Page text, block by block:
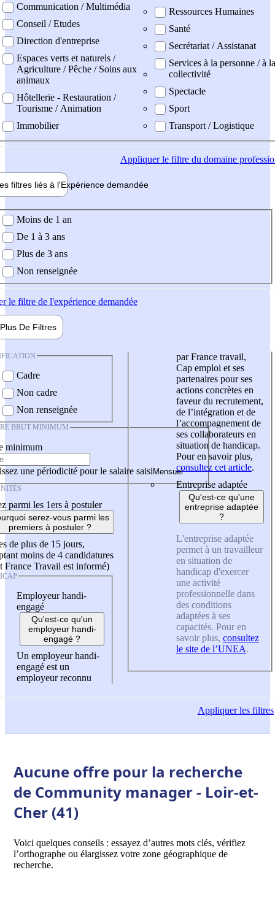
Communication / Multimédia
Conseil / Etudes
Direction d'entreprise
Espaces verts et naturels /
Agriculture / Pêche / Soins aux
animaux
Hôtellerie - Restauration /
Tourisme / Animation
Immobilier
Ressources Humaines
Santé
Secrétariat / Assistanat
Services à la personne / à la
collectivité
Spectacle
Sport
Transport / Logistique
Appliquerle filtre du domaine
filtres liés à l'Expérience demandée
demandée
Moins de 1 an
De 1 à 3 ans
Plus de 3 ans
Non renseignée
le filtre de l'expérience demandée
Plus De Filtres
Cadre
Non cadre
Non renseignée
BRUT MINIMUM
minimum
une périodicité pour le salaire saisi
parmi les 1ers à postuler
serez-vous parmi les
premiers à postuler ?
de plus de 15 jours,
moins de 4 candidatures
France Travail est informé)
Employeur handi-
engagé
Qu'est-ce qu'un
employeur handi-
engagé ?
Un employeur handi-
engagé est un
employeur reconnu
par France travail,
Cap emploi et ses
partenaires pour ses
actions concrètes en
faveur du recrutement,
de l’intégration et de
l’accompagnement de
ses collaborateurs en
situation de handicap.
Pour en savoir plus,
consultez cet article.
Entreprise adaptée
Qu'est-ce qu'une
entreprise adaptée
?
L'entreprise adaptée
permet à un travailleur
en situation de
handicap d'exercer
une activité
professionnelle dans
des conditions
adaptées à ses
capacités. Pour en
savoir plus, consultez
le site de l’UNEA.
Appliquerles filtres
Aucune offre pour la recherche
de Community manager - Loir-et-
Cher (41)
Voici quelques conseils : essayez d’autres mots clés, vérifiez
l’orthographe ou élargissez votre zone géographique de
recherche.